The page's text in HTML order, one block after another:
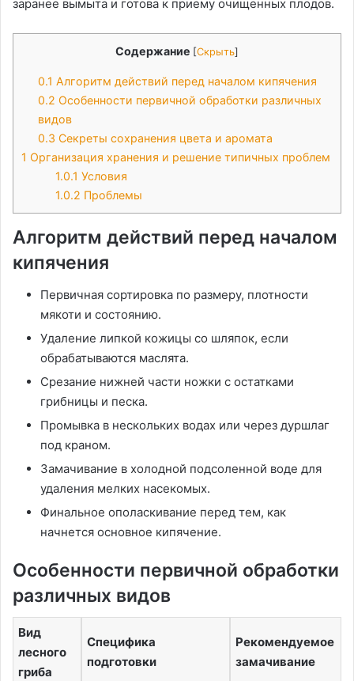
заранее вымыта и готова к приему очищенных плодов.
Содержание [Скрыть]
0.1 Алгоритм действий перед началом кипячения
0.2 Особенности первичной обработки различных
видов
0.3 Секреты сохранения цвета и аромата
1 Организация хранения и решение типичных проблем
1.0.1 Условия
1.0.2 Проблемы
Алгоритм действий перед началом
кипячения
Первичная сортировка по размеру, плотности
мякоти и состоянию.
Удаление липкой кожицы со шляпок, если
обрабатываются маслята.
Срезание нижней части ножки с остатками
грибницы и песка.
Промывка в нескольких водах или через дуршлаг
под краном.
Замачивание в холодной подсоленной воде для
удаления мелких насекомых.
Финальное ополаскивание перед тем, как
начнется основное кипячение.
Особенности первичной обработки
различных видов
Вид
лесного
гриба
Специфика
подготовки
Рекомендуемое
замачивание